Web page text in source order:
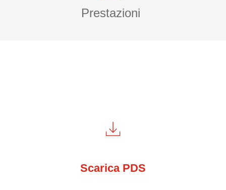
Prestazioni
Scarica PDS